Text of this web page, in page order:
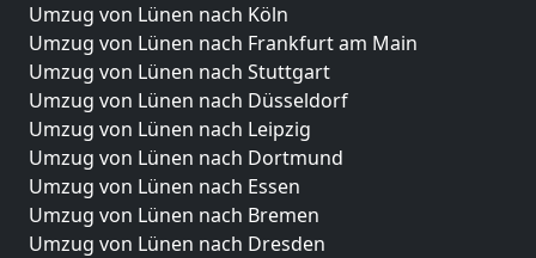
Umzug von Lünen nach Köln
Umzug von Lünen nach Frankfurt am Main
Umzug von Lünen nach Stuttgart
Umzug von Lünen nach Düsseldorf
Umzug von Lünen nach Leipzig
Umzug von Lünen nach Dortmund
Umzug von Lünen nach Essen
Umzug von Lünen nach Bremen
Umzug von Lünen nach Dresden